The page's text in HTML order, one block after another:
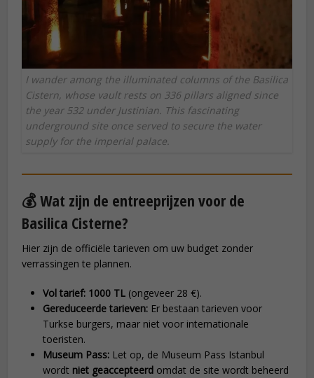
I wander among the illuminated columns of the Basilica
Cistern, whose vault rests on 336 pillars aligned since
the year 532 under Justinian. This fascinating
underground site once served to secure the water
supply for the imperial palace.
💰 Wat zijn de entreeprijzen voor de
Basilica Cisterne?
Hier zijn de officiële tarieven om uw budget zonder
verrassingen te plannen.
Vol tarief: 1000 TL (ongeveer 28 €).
Gereduceerde tarieven: Er bestaan tarieven voor
Turkse burgers, maar niet voor internationale
toeristen.
Museum Pass: Let op, de Museum Pass Istanbul
wordt niet geaccepteerd omdat de site wordt beheerd